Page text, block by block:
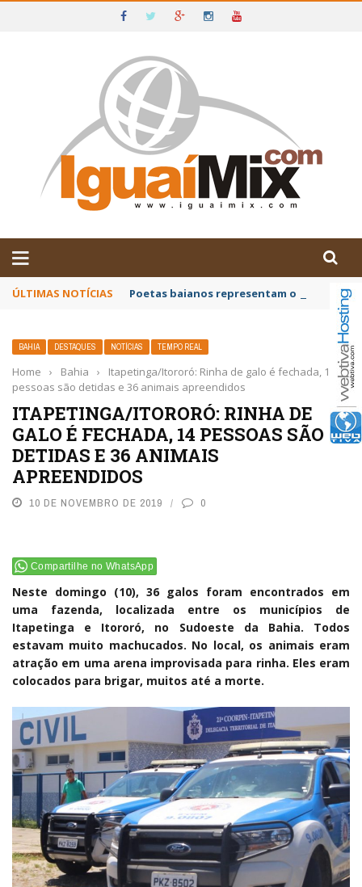
IGUAÍ E SUDOESTE DA BAHIA
ÚLTIMAS NOTÍCIAS Poetas baianos representam o Brasil no
BAHIA DESTAQUES NOTÍCIAS TEMPO REAL
Home › Bahia ›
Itapetinga/Itororó: Rinha de galo é fechada, 14
pessoas são detidas e 36 animais apreendidos
ITAPETINGA/ITORORÓ: RINHA DE
GALO É FECHADA, 14 PESSOAS SÃO
DETIDAS E 36 ANIMAIS
APREENDIDOS
10 DE NOVEMBRO DE 2019 0
Compartilhe no WhatsApp
Neste domingo (10), 36 galos foram encontrados em
uma fazenda, localizada entre os municípios de
Itapetinga e Itororó, no Sudoeste da Bahia. Todos
estavam muito machucados. No local, os animais eram
atração em uma arena improvisada para rinha. Eles eram
colocados para brigar, muitos até a morte.